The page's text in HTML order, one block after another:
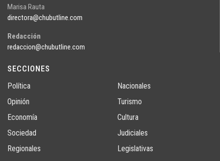
Marisa Rauta
directora@chubutline.com
Redacción
redaccion@chubutline.com
SECCIONES
Política
Opinión
Economía
Sociedad
Regionales
Nacionales
Turismo
Cultura
Judiciales
Legislativas